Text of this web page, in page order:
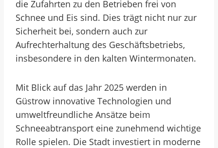
die Zufahrten zu den Betrieben frei von
Schnee und Eis sind. Dies trägt nicht nur zur
Sicherheit bei, sondern auch zur
Aufrechterhaltung des Geschäftsbetriebs,
insbesondere in den kalten Wintermonaten.
Mit Blick auf das Jahr 2025 werden in
Güstrow innovative Technologien und
umweltfreundliche Ansätze beim
Schneeabtransport eine zunehmend wichtige
Rolle spielen. Die Stadt investiert in moderne